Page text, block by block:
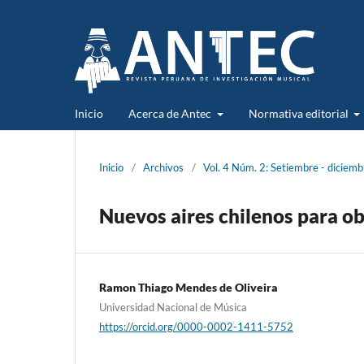
Inicio Acerca de Antec Normativa editorial
Inicio / Archivos / Vol. 4 Núm. 2: Setiembre -
Nuevos aires chilenos para
Ramon Thiago Mendes de Oliveira
Universidad Nacional de Música
https://orcid.org/0000-0002-1411-5752